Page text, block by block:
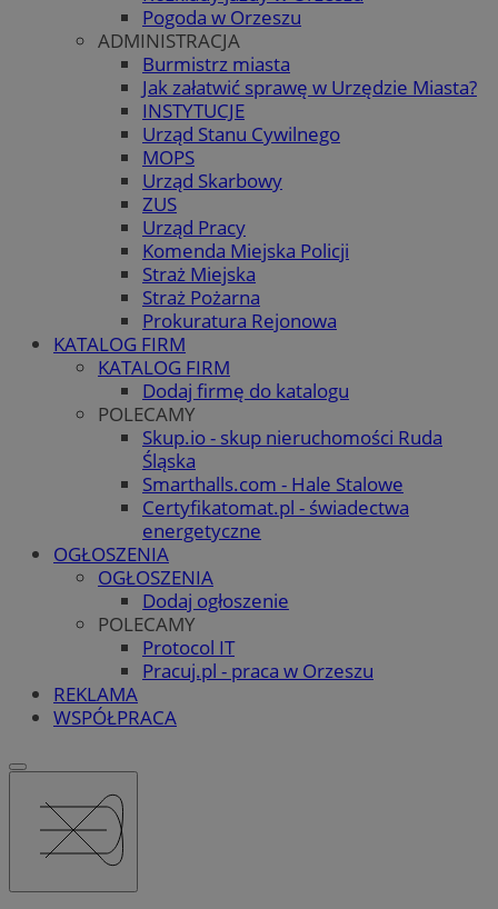
Pogoda w Orzeszu
ADMINISTRACJA
Burmistrz miasta
Jak załatwić sprawę w Urzędzie Miasta?
INSTYTUCJE
Urząd Stanu Cywilnego
MOPS
Urząd Skarbowy
ZUS
Urząd Pracy
Komenda Miejska Policji
Straż Miejska
Straż Pożarna
Prokuratura Rejonowa
KATALOG FIRM
KATALOG FIRM
Dodaj firmę do katalogu
POLECAMY
Skup.io - skup nieruchomości Ruda
Śląska
Smarthalls.com - Hale Stalowe
Certyfikatomat.pl - świadectwa
energetyczne
OGŁOSZENIA
OGŁOSZENIA
Dodaj ogłoszenie
POLECAMY
Protocol IT
Pracuj.pl - praca w Orzeszu
REKLAMA
WSPÓŁPRACA